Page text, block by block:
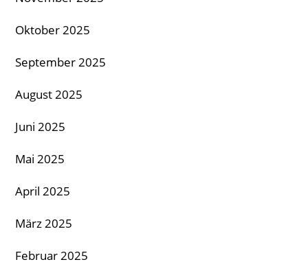
Oktober 2025
September 2025
August 2025
Juni 2025
Mai 2025
April 2025
März 2025
Februar 2025